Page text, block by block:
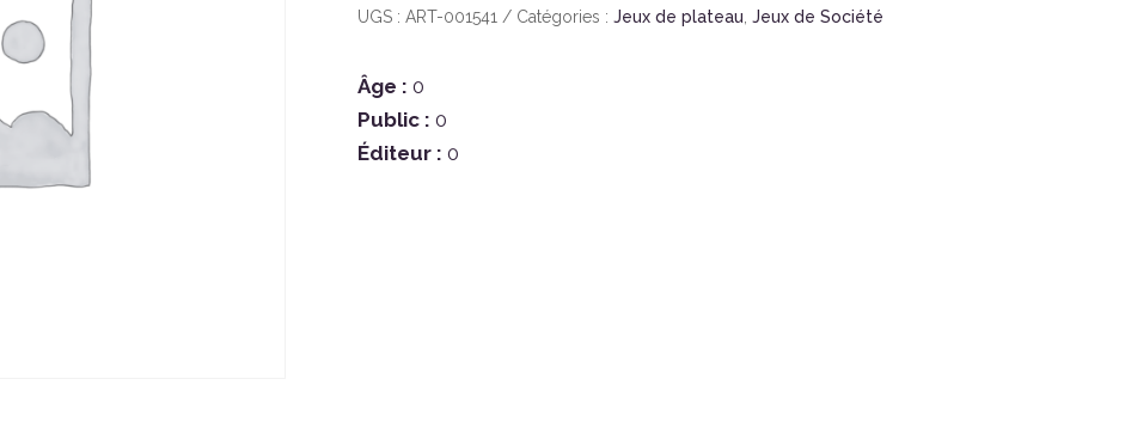
UGS : ART-001541 Catégories : Jeux de plateau, Jeux de Société
Âge : 0
Public : 0
Éditeur : 0